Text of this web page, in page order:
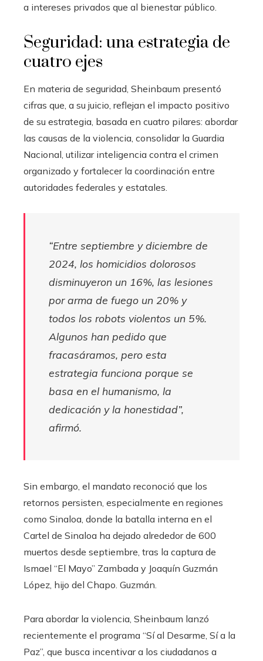
a intereses privados que al bienestar público.
Seguridad: una estrategia de
cuatro ejes
En materia de seguridad, Sheinbaum presentó
cifras que, a su juicio, reflejan el impacto positivo
de su estrategia, basada en cuatro pilares: abordar
las causas de la violencia, consolidar la Guardia
Nacional, utilizar inteligencia contra el crimen
organizado y fortalecer la coordinación entre
autoridades federales y estatales.
“Entre septiembre y diciembre de
2024, los homicidios dolorosos
disminuyeron un 16%, las lesiones
por arma de fuego un 20% y
todos los robots violentos un 5%.
Algunos han pedido que
fracasáramos, pero esta
estrategia funciona porque se
basa en el humanismo, la
dedicación y la honestidad”,
afirmó.
Sin embargo, el mandato reconoció que los
retornos persisten, especialmente en regiones
como Sinaloa, donde la batalla interna en el
Cartel de Sinaloa ha dejado alrededor de 600
muertos desde septiembre, tras la captura de
Ismael “El Mayo” Zambada y Joaquín Guzmán
López, hijo del Chapo. Guzmán.
Para abordar la violencia, Sheinbaum lanzó
recientemente el programa “Sí al Desarme, Sí a la
Paz”, que busca incentivar a los ciudadanos a